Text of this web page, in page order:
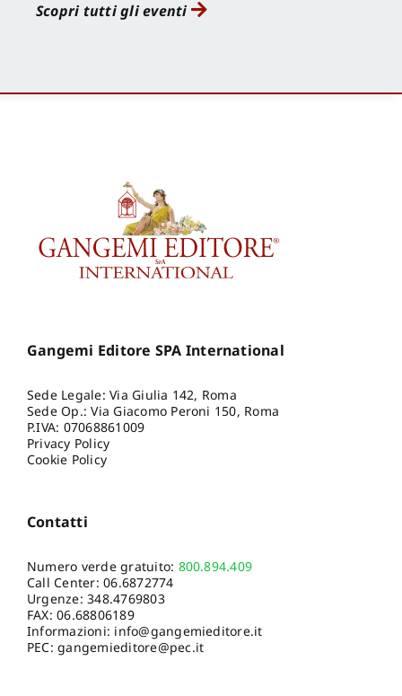
Scopri tutti gli eventi
Gangemi Editore SPA International
Sede Legale: Via Giulia 142, Roma
Sede Op.: Via Giacomo Peroni 150, Roma
P.IVA: 07068861009
Privacy Policy
Cookie Policy
Contatti
Numero verde gratuito: 800.894.409
Call Center:06.6872774
Urgenze:348.4769803
FAX: 06.68806189
Informazioni: info@gangemieditore.it
PEC: gangemieditore@pec.it